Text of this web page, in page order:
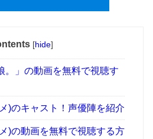
[hide]
。」の動画を無料で視聴す
)のキャスト！声優陣を紹介
)の動画を無料で視聴する方